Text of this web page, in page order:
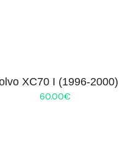
XC70 I (1996-2000)
60.00€